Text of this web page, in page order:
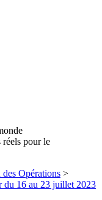
réels pour le
Opérations >
du 16 au 23 juillet 2023